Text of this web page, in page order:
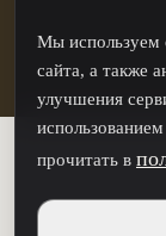
Мы используем
сайта, а также
улучшения
прочитать в